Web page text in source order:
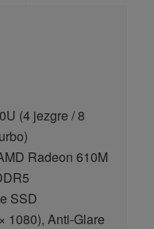
(4 jezgre / 8
Radeon 610M
SSD
1080), Anti-Glare